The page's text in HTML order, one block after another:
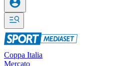
Coppa Italia
Mercato